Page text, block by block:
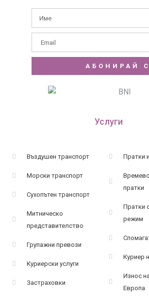
АБОНИРАЙ
Услуги
Въздушен транспорт
Морски транспорт
Сухопътен транспорт
Митническо
представителство
Групажни превози
Куриерски услуги
Застраховки
Пратки
пратки
Пратки
режим
Куриер
Износ
Европа